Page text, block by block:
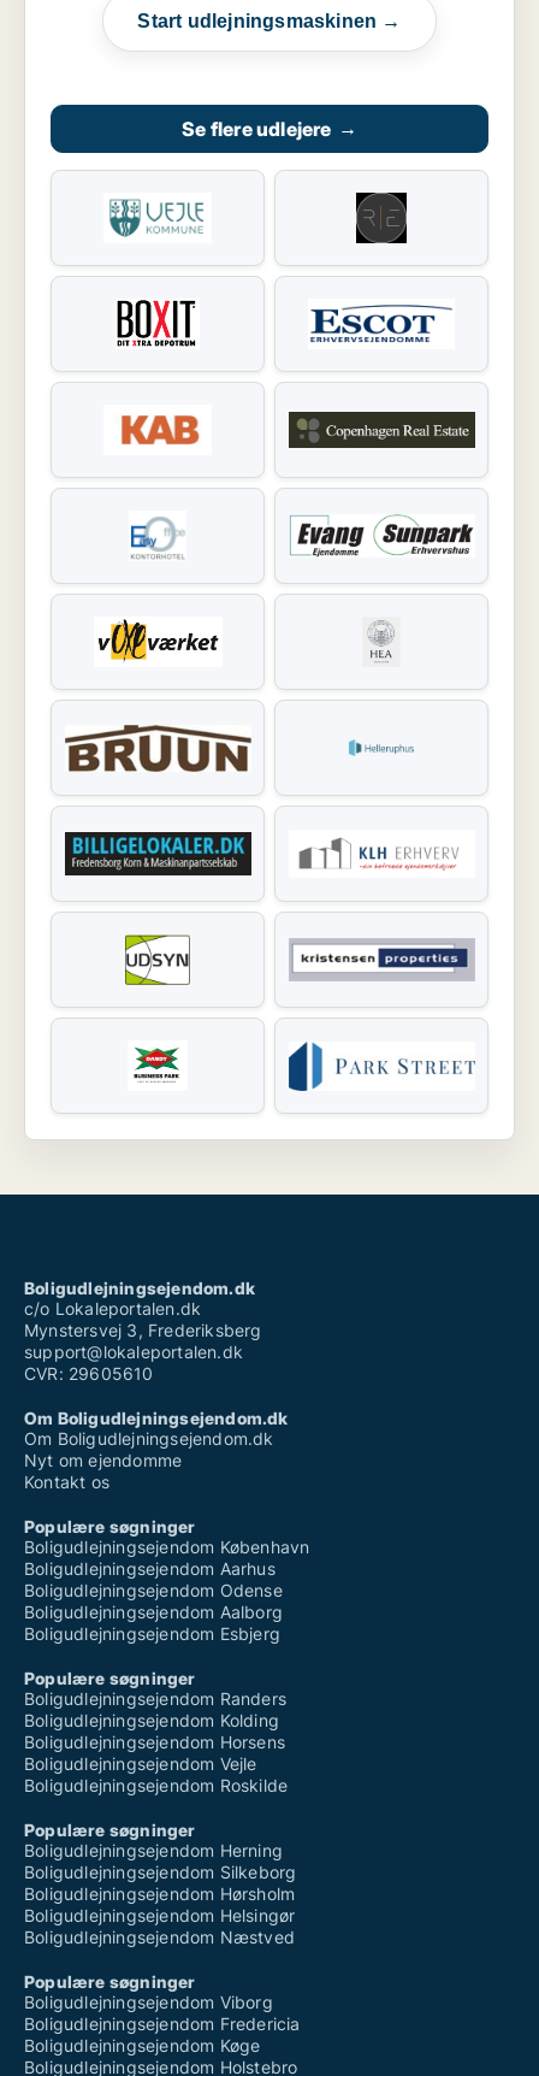
Start udlejningsmaskinen →
Se flere udlejere →
Boligudlejningsejendom.dk
c/o Lokaleportalen.dk
Mynstersvej 3, Frederiksberg
support@lokaleportalen.dk
CVR: 29605610
Om Boligudlejningsejendom.dk
Om Boligudlejningsejendom.dk
Nyt om ejendomme
Kontakt os
Populære søgninger
Boligudlejningsejendom København
Boligudlejningsejendom Aarhus
Boligudlejningsejendom Odense
Boligudlejningsejendom Aalborg
Boligudlejningsejendom Esbjerg
Populære søgninger
Boligudlejningsejendom Randers
Boligudlejningsejendom Kolding
Boligudlejningsejendom Horsens
Boligudlejningsejendom Vejle
Boligudlejningsejendom Roskilde
Populære søgninger
Boligudlejningsejendom Herning
Boligudlejningsejendom Silkeborg
Boligudlejningsejendom Hørsholm
Boligudlejningsejendom Helsingør
Boligudlejningsejendom Næstved
Populære søgninger
Boligudlejningsejendom Viborg
Boligudlejningsejendom Fredericia
Boligudlejningsejendom Køge
Boligudlejningsejendom Holstebro